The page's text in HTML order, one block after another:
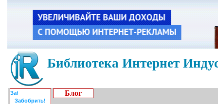
Библиотека Интернет
Забобрить!
Блог